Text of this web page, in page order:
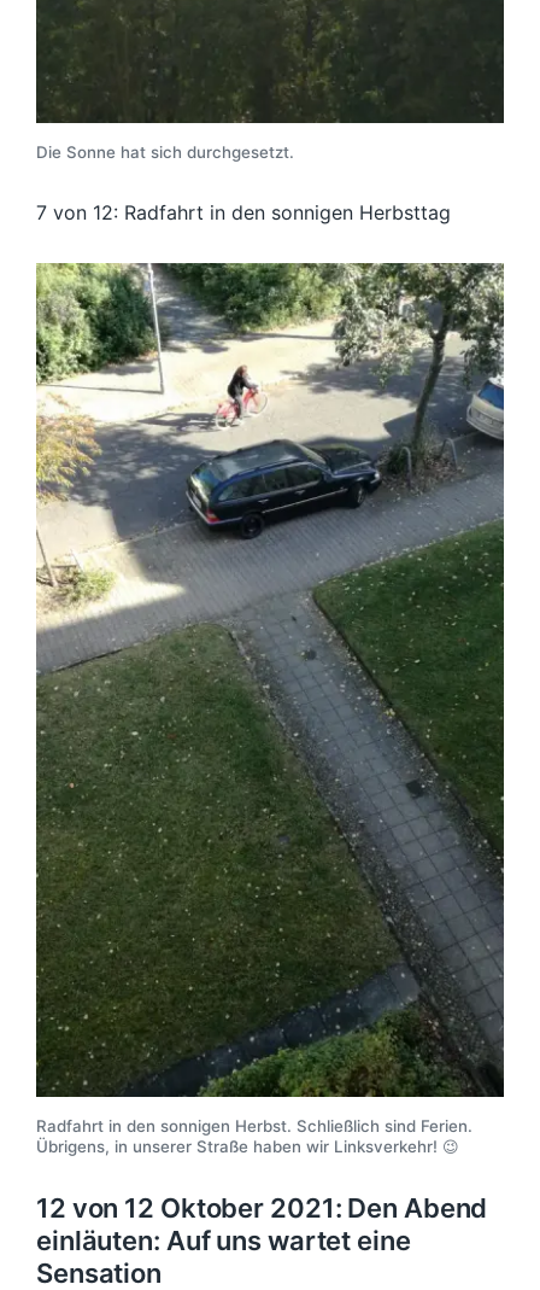
Die Sonne hat sich durchgesetzt.
7 von 12: Radfahrt in den sonnigen Herbsttag
Radfahrt in den sonnigen Herbst. Schließlich sind Ferien.
Übrigens, in unserer Straße haben wir Linksverkehr! 😉
12 von 12 Oktober 2021: Den Abend
einläuten: Auf uns wartet eine
Sensation